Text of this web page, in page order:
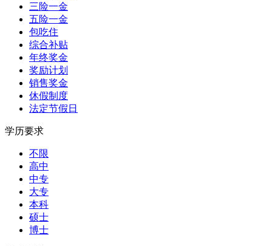
三险一金
五险一金
包吃住
综合补贴
年终奖金
奖励计划
销售奖金
休假制度
法定节假日
学历要求
不限
高中
中专
大专
本科
硕士
博士